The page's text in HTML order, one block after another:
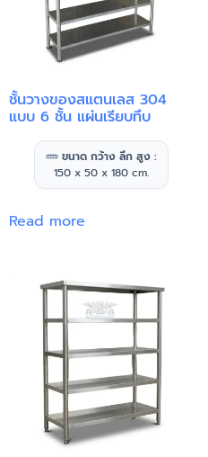
ชั้นวางของสแตนเลส 304
แบบ 6 ชั้น แผ่นเรียบทึบ
ขนาด กว้าง ลึก สูง :
150 x 50 x 180 cm.
Read more